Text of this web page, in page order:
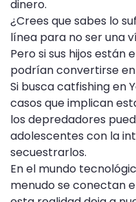
dinero.
¿Crees que sabes lo
línea para no ser una
Pero si sus hijos
podrían convertirse
Si busca catfishing en
casos que implican
los depredadores
adolescentes con la
secuestrarlos.
En el mundo
menudo se conectan